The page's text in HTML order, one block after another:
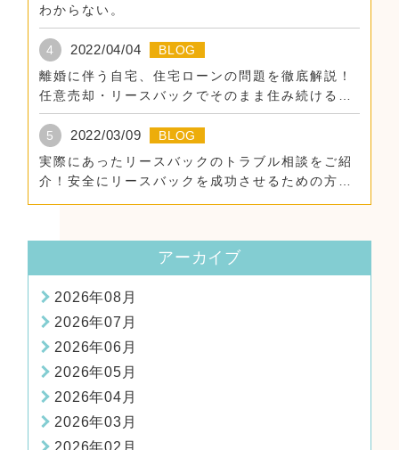
わからない。
4 2022/04/04
BLOG
離婚に伴う自宅、住宅ローンの問題を徹底解説！
任意売却・リースバックでそのまま住み続けるた
めに。
5
2022/03/09
BLOG
実際にあったリースバックのトラブル相談をご紹
介！安全にリースバックを成功させるための方
法！
アーカイブ
2026年08月
2026年07月
2026年06月
2026年05月
2026年04月
2026年03月